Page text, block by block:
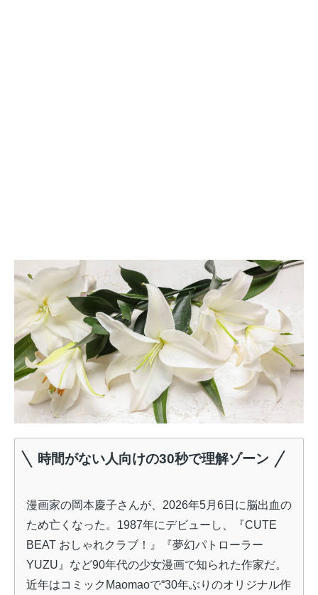
時間がない人向けの30秒で理解ゾーン
漫画家の岡本慶子さんが、2026年5月6日に脳出血の
ため亡くなった。1987年にデビューし、『CUTE
BEAT おしゃれクラブ！』『夢幻パトローラー
YUZU』など90年代の少女漫画で知られた作家だ。
近年はコミックMaomaoで“30年ぶりのオリジナル作